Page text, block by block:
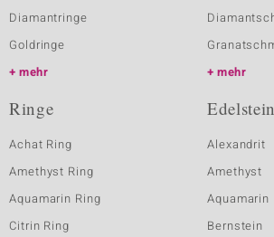
Diamantringe
Goldringe
mehr
mehr
Ringe
Achat Ring
Amethyst Ring
Aquamarin Ring
Citrin Ring
Alexandrit
Amethyst
Aquamarin
Bernstein